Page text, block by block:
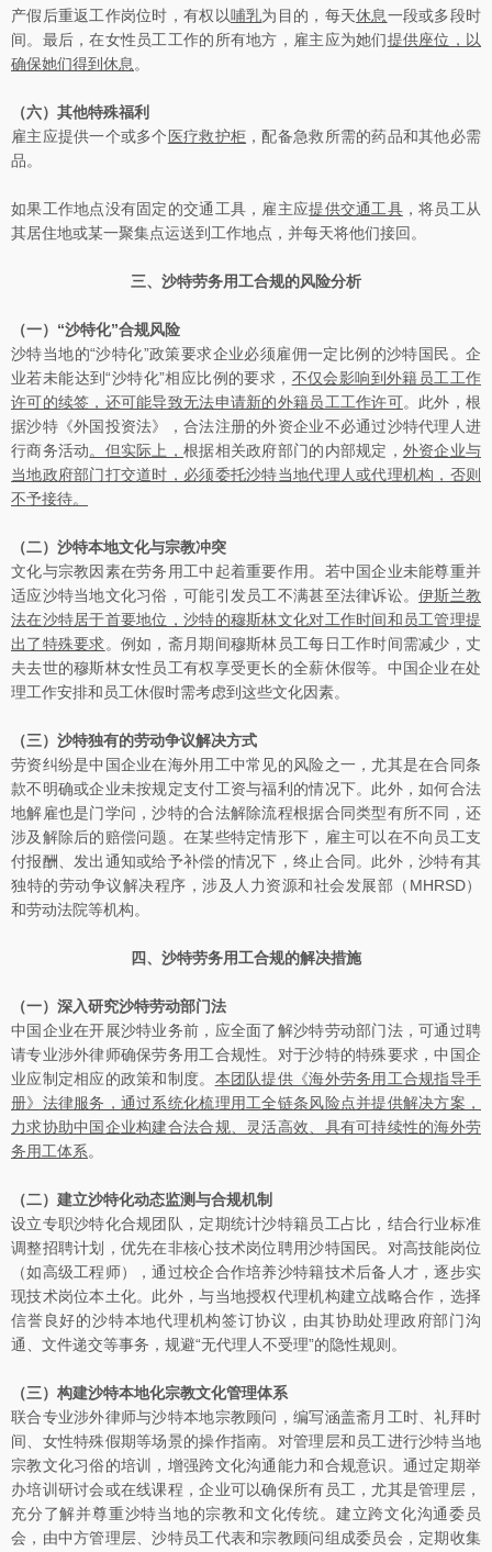
产假后重返工作岗位时，有权以哺乳为目的，每天休息一段或多段时
间。最后，在女性员工工作的所有地方，雇主应为她们提供座位，以
确保她们得到休息 。
（六）其他特殊福利
雇主应提供一个或多个 医疗救护柜 ，配备急救所需的药品和其他必需
品。
如果工作地点没有固定的交通工具，雇主应提供交通工具，将员工从
其居住地或某一聚集点运送到工作地点，并每天将他们接回。
三、沙特劳务用工合规的风险分析
（一） “沙特化”合规风险
沙特当地的“沙特化”政策要求企业必须雇佣一定比例的沙特国民。企
业若未能达到“沙特化”相应比例的要求， 不仅会影响到外籍员工工作
许可的续签，还可能导致无法申请新的外籍员工工作许可。此外，根
据沙特《外国投资法》，合法注册的外资企业不必通过沙特代理人进
行商务活动。但实际上，根据相关政府部门的内部规定， 外资企业与
当地政府部门打交道时，必须委托沙特当地代理人或代理机构，否则
不予接待。
（二） 沙特本地文化与宗教冲突
文化与宗教因素在劳务用工中起着重要作用。若中国企业未能尊重并
适应沙特当地文化习俗，可能引发员工不满甚至法律诉讼。伊斯兰教
法在沙特居于首要地位，沙特的穆斯林文化对工作时间和员工管理提
出了特殊要求。例如，斋月期间穆斯林员工每日工作时间需减少，丈
夫去世的穆斯林女性员工有权享受更长的全薪休假等。中国企业在处
理工作安排和员工休假时需考虑到这些文化因素。
（三） 沙特独有的劳动争议解决方式
劳资纠纷是中国企业在海外用工中常见的风险之一，尤其是在合同条
款不明确或企业未按规定支付工资与福利的情况下。此外，如何合法
地解雇也是门学问，沙特的合法解除流程根据合同类型有所不同，还
涉及解除后的赔偿问题。在某些特定情形下，雇主可以在不向员工支
付报酬、发出通知或给予补偿的情况下，终止合同。此外，沙特有其
独特的劳动争议解决程序，涉及人力资源和社会发展部（MHRSD）
和劳动法院等机构。
四、沙特劳务用工合规的解决措施
（一） 深入研究沙特劳动部门法
中国企业在开展沙特业务前，应全面了解沙特劳动部门法，可通过聘
请专业涉外律师确保劳务用工合规性。对于沙特的特殊要求，中国企
业应制定相应的政策和制度。 本团队提供《海外劳务用工合规指导手
册》法律服务，通过系统化梳理用工全链条风险点并提供解决方案，
力求协助中国企业构建合法合规、灵活高效、具有可持续性的海外劳
务用工体系。
（二） 建立沙特化动态监测与合规机制
设立专职沙特化合规团队，定期统计沙特籍员工占比，结合行业标准
调整招聘计划，优先在非核心技术岗位聘用沙特国民。对高技能岗位
（如高级工程师），通过校企合作培养沙特籍技术后备人才，逐步实
现技术岗位本土化。此外，与当地授权代理机构建立战略合作，选择
信誉良好的沙特本地代理机构签订协议，由其协助处理政府部门沟
通、文件递交等事务，规避“无代理人不受理”的隐性规则。
（三） 构建沙特本地化宗教文化管理体系
联合专业涉外律师与沙特本地宗教顾问，编写涵盖斋月工时、礼拜时
间、女性特殊假期等场景的操作指南。对管理层和员工进行沙特当地
宗教文化习俗的培训，增强跨文化沟通能力和合规意识。通过定期举
办培训研讨会或在线课程，企业可以确保所有员工，尤其是管理层，
充分了解并尊重沙特当地的宗教和文化传统。建立跨文化沟通委员
会，由中方管理层、沙特员工代表和宗教顾问组成委员会，定期收集